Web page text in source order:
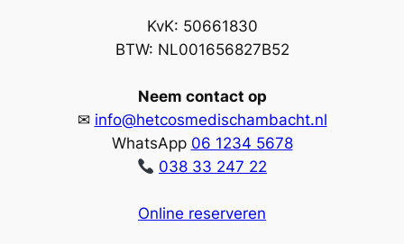
KvK: 50661830
BTW: NL001656827B52
Neem contact op
✉ info@hetcosmedischambacht.nl
WhatsApp 06 1234 5678
038 33 247 22
Online reserveren